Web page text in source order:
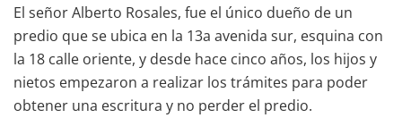
El señor Alberto Rosales, fue el único dueño de un
predio que se ubica en la 13a avenida sur, esquina con
la 18 calle oriente, y desde hace cinco años, los hijos y
nietos empezaron a realizar los trámites para poder
obtener una escritura y no perder el predio.